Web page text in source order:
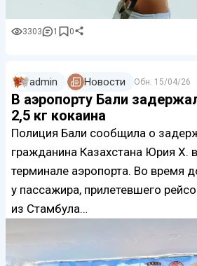
3303 1 0
admin Новости Обн. 15/04/26
В аэропорту Бали
2,5 кг кокаина
Полиция Бали сообщила о
гражданина Казахстана Юрия Х.
терминале аэропорта. Во время
у пассажира, прилетевшего
из Стамбула…